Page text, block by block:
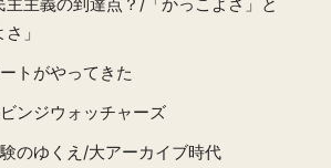
さ」
トがやってきた
ンジウォッチャーズ
のゆくえ/大アーカイブ時代